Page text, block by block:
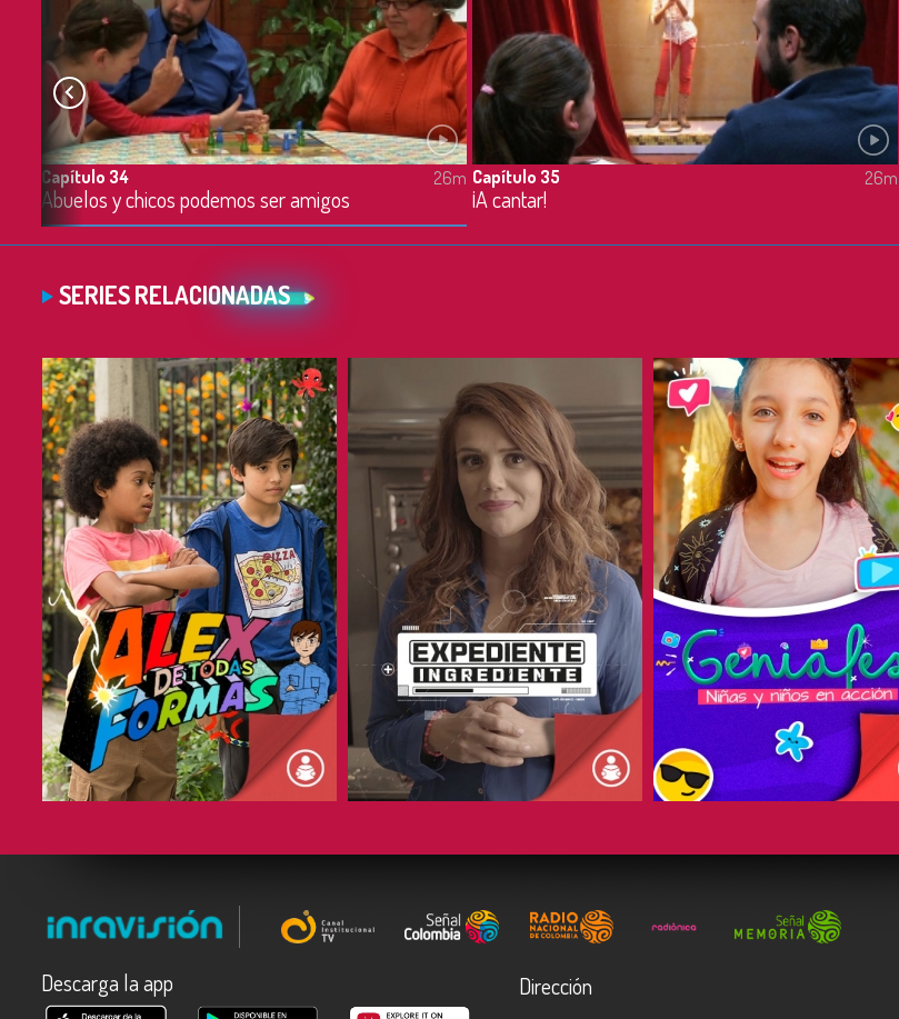
Capítulo 34
Abuelos y chicos podemos ser amigos
26m Capítulo 35
¡A cantar!
26m
SERIES RELACIONADAS
COMPARTIR COMPARTIR COMPARTIR
Descarga la app Dirección